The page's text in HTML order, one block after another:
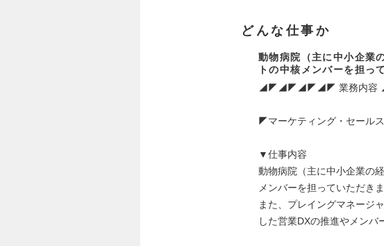
どんな仕事か
動物病院（主に中小企業
トの中核メンバーを担っ
◢◤◢◤◢◤◢◤ 業務内
◤マーケティング・セール
▼仕事内容
動物病院（主に中小企業の
メンバーを担っていただきま
また、プレイングマネージ
した営業DXの推進やメンバ